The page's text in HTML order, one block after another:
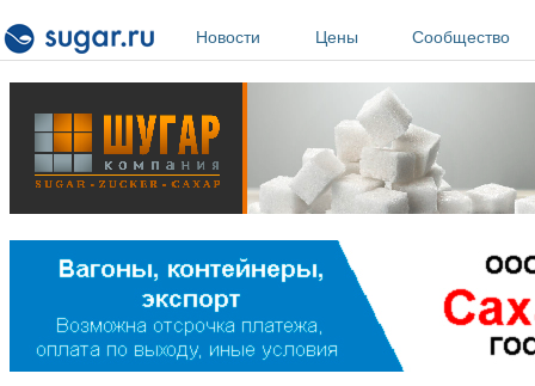
Новости
Цены Сообщество